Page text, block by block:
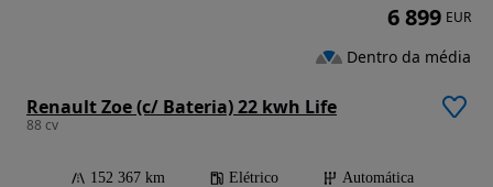
Renault Zoe (c/ Bateria) 22 kwh Life
88 cv
152 367 km Elétrico
Automática
6 899 EUR
Dentro da média